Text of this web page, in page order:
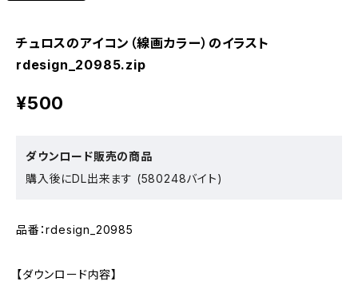
チュロスのアイコン（線画カラー）のイラスト
rdesign_20985.zip
¥500
ダウンロード販売の商品
購入後にDL出来ます (580248バイト)
品番：rdesign_20985
【ダウンロード内容】